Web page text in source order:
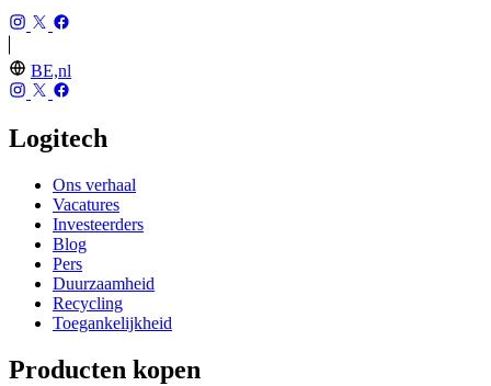
BE,nl
Logitech
Ons verhaal
Vacatures
Investeerders
Blog
Pers
Duurzaamheid
Recycling
Toegankelijkheid
Producten kopen